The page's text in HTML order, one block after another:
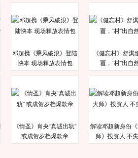
邓超携《乘风破浪》登陆
快本 现场释放表情包
《健忘村》舒淇
覆，“村”出自
《情圣》肖央“真诚出轨”
或成贺岁档爆款帝
解读邓超新身份
师》投资人 不